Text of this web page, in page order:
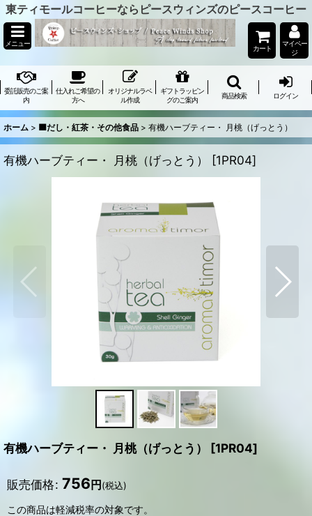
東ティモールコーヒーならピースウィンズのピースコーヒー
メニュー
カート
マイペー
ジ
委託販売のご案
内
仕入れご希望の
方へ
オリジナルラベ
ル作成
ギフトラッピン
グのご案内
商品検索 ログイン
ホーム > 🟫だし・紅茶・その他食品 > 有機ハーブティー・ 月桃（げっとう）
有機ハーブティー・ 月桃（げっとう） [1PR04]
有機ハーブティー・ 月桃（げっとう） [1PR04]
販売価格: 756 円 (税込)
この商品は軽減税率の対象です。